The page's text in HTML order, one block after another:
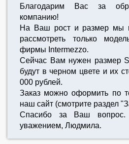
Благодарим Вас за
компанию!
На Ваш рост и размер мы
рассмотреть только
фирмы Intermezzo.
Сейчас Вам нужен размер
будут в черном цвете и их
000 рублей.
Заказ можно оформить по
наш сайт (смотрите раздел
Спасибо за Ваш
уважением, Людмила.